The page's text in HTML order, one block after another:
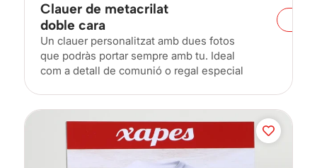
Clauer de metacrilat
doble cara
Un clauer personalitzat amb dues fotos
que podràs portar sempre amb tu. Ideal
com a detall de comunió o regal especial